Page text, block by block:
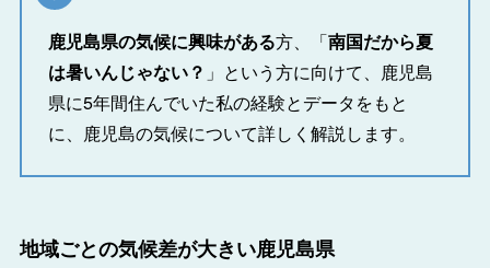
鹿児島県の気候に興味がある方、「南国だから夏
は暑いんじゃない？ 」という方に向けて、鹿児島
県に5年間住んでいた私の経験とデータをもと
に、鹿児島の気候について詳しく解説します。
地域ごとの気候差が大きい鹿児島県